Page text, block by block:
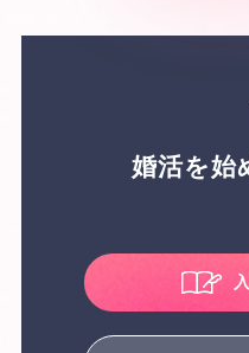
婚活を始